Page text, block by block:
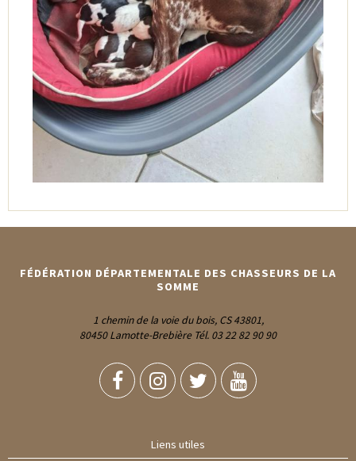
FÉDÉRATION DÉPARTEMENTALE DES CHASSEURS DE LA
SOMME
1 chemin de la voie du bois, CS 43801,
80450 Lamotte-Brebière Tél. 03 22 82 90 90
Liens utiles